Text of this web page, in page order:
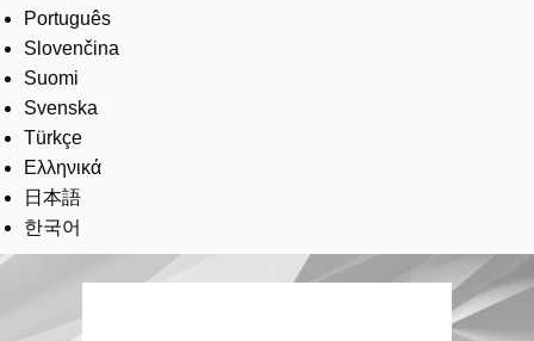
Português
Slovenčina
Suomi
Svenska
Türkçe
Ελληνικά
日本語
한국어